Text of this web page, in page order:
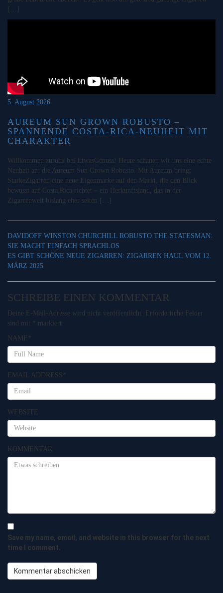
5. August 2026
AUREUM SUN GROWN ROBUSTO –
SPANNENDE COSTA-RICA-NEUHEIT MIT
CHARAKTER
Willkommen zurück bei EtwasGenuss! Heute schauen wir uns eine echte
Neuheit an: die Aureum Sun Grown Robusto. Mit Aureum bringt
StarkeZigarren eine neue Eigenmarke auf den Markt, die den Blick
bewusst auf Costa Rica richtet – ein Herkunftsland, das in der
Zigarrenwelt bislang eher selten […]
DAVIDOFF WINSTON CHURCHILL ROBUSTO THE STATESMAN:
SIE MACHT EINFACH SPRACHLOS
ES GIBT SCHÖNE NEUE ZIGARREN: ZIGARREN HAUL VOM 12.
MÄRZ 2025
SCHREIBE EINEN KOMMENTAR
Deine E-Mail-Adresse wird nicht veröffentlicht.
Erforderliche Felder
sind mit * markiert
NAME *
EMAIL ADDRESS*
WEBSITE
KOMMENTAR
Save my name, email, and website in this browser for the next
time I comment.